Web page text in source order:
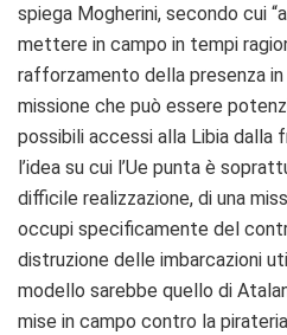
spiega Mogherini, secondo cui
mettere in campo in tempi
rafforzamento della presenza
missione che può essere
possibili accessi alla Libia dalla
l’idea su cui l’Ue punta è
difficile realizzazione, di una
occupi specificamente del
distruzione delle imbarcazioni
modello sarebbe quello di
mise in campo contro la